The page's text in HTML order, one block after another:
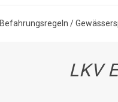
Befahrungsregeln /
LKV